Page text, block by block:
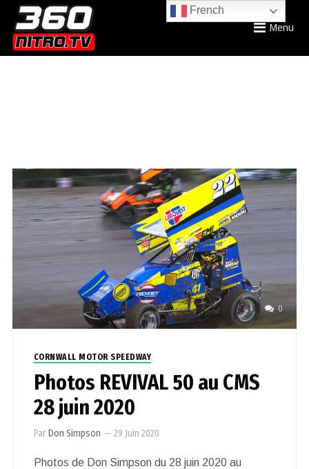
Menu
0
CORNWALL MOTOR SPEEDWAY
Photos REVIVAL 50 au CMS
28 juin 2020
ParDon Simpson — 29 Juin 2020
Photos de Don Simpson du 28 juin 2020 au
French